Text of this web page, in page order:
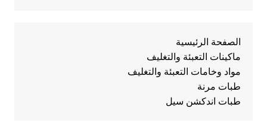
الصفحة الرئيسية
ماكينات التعبئة والتغليف
مواد وخامات التعبئة والتغليف
طبات مرنة
طبات اندكشن سيل